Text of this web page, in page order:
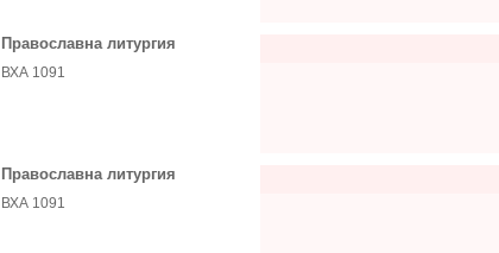
Православна литургия
ВХА 1091
Православна литургия
ВХА 1091